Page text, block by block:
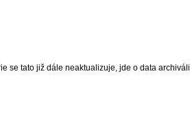
se tato již dále neaktualizuje, jde o data